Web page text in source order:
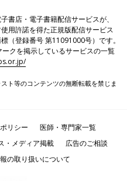
書店・電子書籍配信サービスが、
用許諾を得た正規版配信サービス
（登録番号 第11091000号）です。
ークを掲示しているサービスの一覧
ト等のコンテンツの無断転載を禁じま
ポリシー
医師・専門家一覧
・メディア掲載
広告のご相談
の取り扱いについて